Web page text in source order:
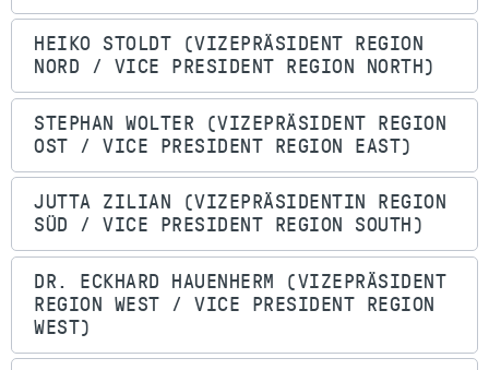
HEIKO STOLDT (VIZEPRÄSIDENT REGION
NORD / VICE PRESIDENT REGION NORTH)
STEPHAN WOLTER (VIZEPRÄSIDENT REGION
OST / VICE PRESIDENT REGION EAST)
JUTTA ZILIAN (VIZEPRÄSIDENTIN REGION
SÜD / VICE PRESIDENT REGION SOUTH)
DR. ECKHARD HAUENHERM (VIZEPRÄSIDENT
REGION WEST / VICE PRESIDENT REGION
WEST)